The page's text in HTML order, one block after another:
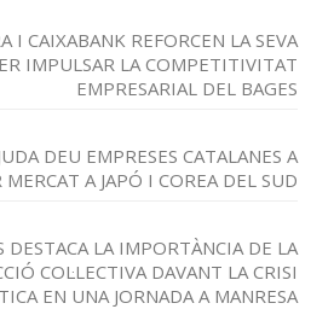
I CAIXABANK REFORCEN LA SEVA
IMPULSAR LA COMPETITIVITAT
EMPRESARIAL DEL BAGES
DEU EMPRESES CATALANES A
A JAPÓ I COREA DEL SUD
DESTACA LA IMPORTÀNCIA DE LA
COL·LECTIVA DAVANT LA CRISI
EN UNA JORNADA A MANRESA